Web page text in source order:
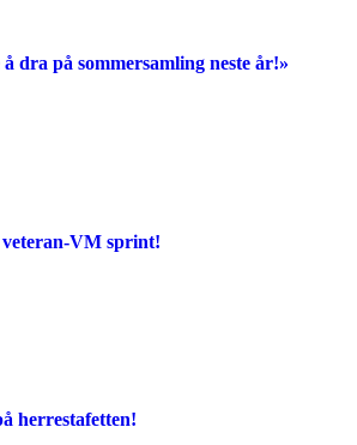
dra på sommersamling neste år!»
veteran-VM sprint!
herrestafetten!